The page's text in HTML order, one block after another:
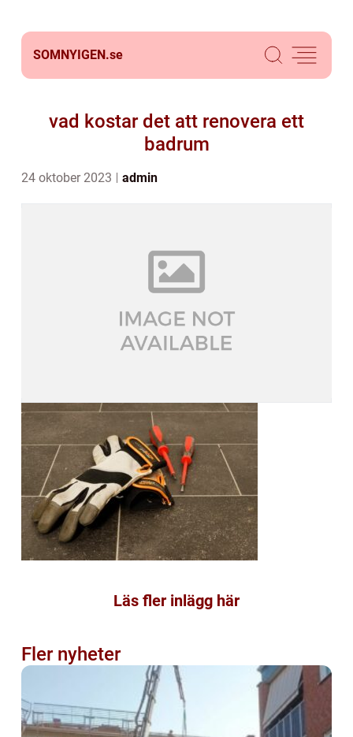
SOMNYIGEN.se
vad kostar det att renovera ett
badrum
24 oktober 2023 admin
Läs fler inlägg här
Fler nyheter